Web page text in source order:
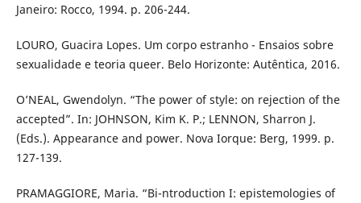
Janeiro: Rocco, 1994. p. 206-244.
LOURO, Guacira Lopes. Um corpo estranho - Ensaios sobre
sexualidade e teoria queer. Belo Horizonte: Autêntica, 2016.
O’NEAL, Gwendolyn. “The power of style: on rejection of the
accepted”. In: JOHNSON, Kim K. P.; LENNON, Sharron J.
(Eds.). Appearance and power. Nova Iorque: Berg, 1999. p.
127-139.
PRAMAGGIORE, Maria. “Bi-ntroduction I: epistemologies of